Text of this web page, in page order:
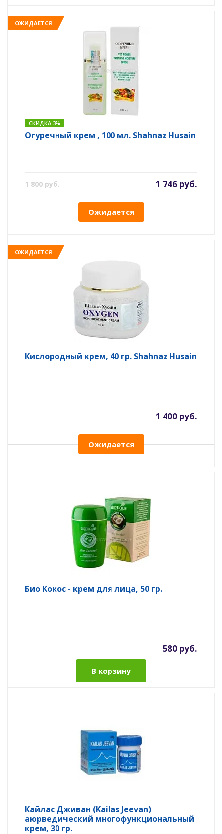
ОЖИДАЕТСЯ
СКИДКА 3%
Огуречный крем , 100 мл. Shahnaz Husain
1 800 руб. 1 746 руб.
Ожидается
ОЖИДАЕТСЯ
Кислородный крем, 40 гр. Shahnaz Husain
1 400 руб.
Ожидается
Био Кокос - крем для лица, 50 гр.
580 руб.
В корзину
Кайлас Дживан (Kailas Jeevan)
аюрведический многофункциональный
крем, 30 гр.